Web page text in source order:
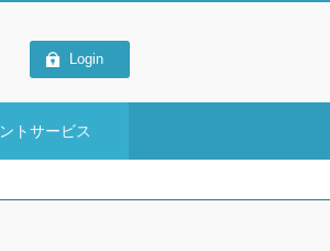
Login
トサービス